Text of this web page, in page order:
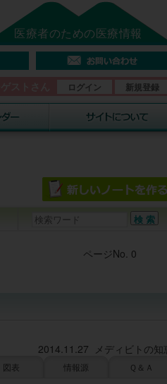
医療者のための医療情報
ログイン 新規登録
Post navigation
ページNo. 0
2014.11.27 メディビトの知
図表 情報源 Ｑ＆Ａ